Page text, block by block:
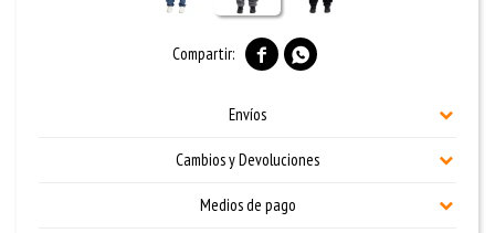
 
Envíos
Cambios y Devoluciones
Medios de pago